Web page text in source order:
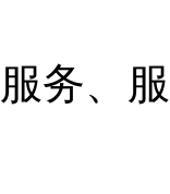
务、